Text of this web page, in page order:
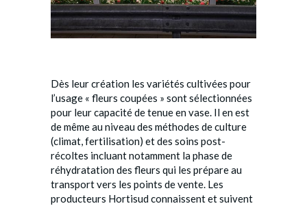
Dès leur création les variétés cultivées pour
l’usage « fleurs coupées » sont sélectionnées
pour leur capacité de tenue en vase. Il en est
de même au niveau des méthodes de culture
(climat, fertilisation) et des soins post-
récoltes incluant notamment la phase de
réhydratation des fleurs qui les prépare au
transport vers les points de vente. Les
producteurs Hortisud connaissent et suivent